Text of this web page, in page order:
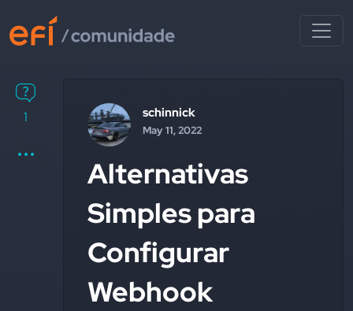
1 schinnick
May 11, 2022
Alternativas
Simples para
Configurar
Webhook